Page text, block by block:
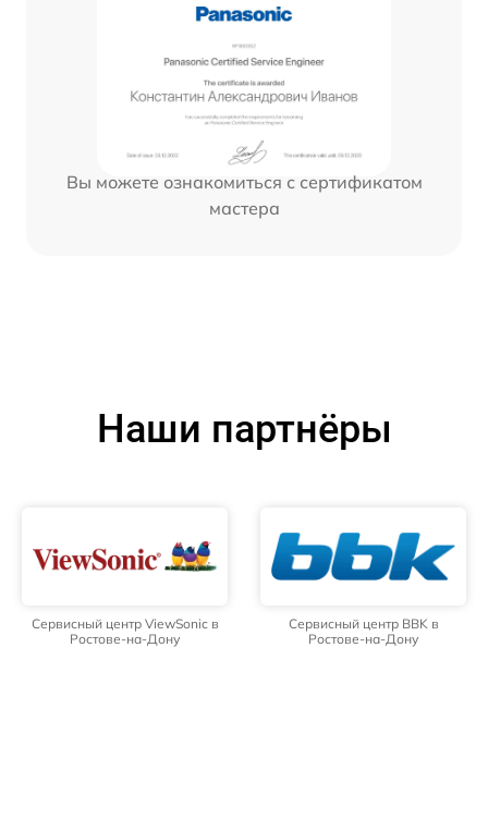
Вы можете ознакомиться с сертификатом
мастера
Наши партнёры
Сервисный центр ViewSonic в
Ростове-на-Дону
Сервисный центр BBK в
Ростове-на-Дону